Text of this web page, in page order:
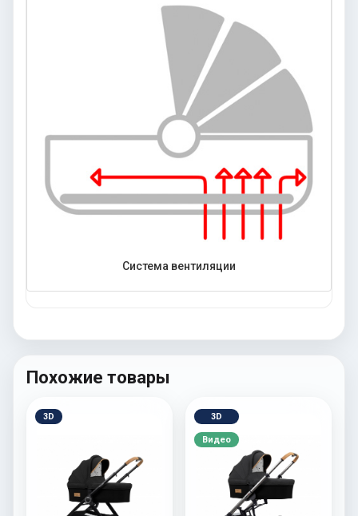
Система вентиляции
Похожие товары
3D 3D
Видео